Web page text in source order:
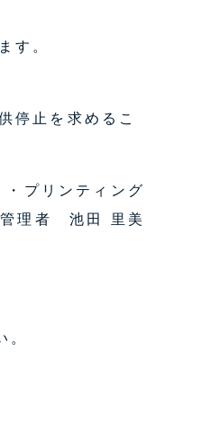
す。
停止を求めるこ
・プリンティング
理者 池田 里美
。